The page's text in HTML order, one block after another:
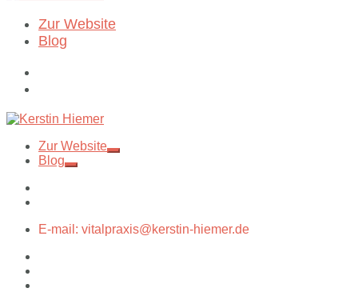
Zur Website
Blog
Zur Website
Blog
E-mail: vitalpraxis@kerstin-hiemer.de